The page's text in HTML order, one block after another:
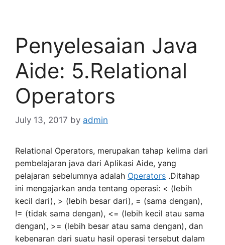
Penyelesaian Java
Aide: 5.Relational
Operators
July 13, 2017 by admin
Relational Operators, merupakan tahap kelima dari
pembelajaran java dari Aplikasi Aide, yang
pelajaran sebelumnya adalah Operators .Ditahap
ini mengajarkan anda tentang operasi: < (lebih
kecil dari), > (lebih besar dari), = (sama dengan),
!= (tidak sama dengan), <= (lebih kecil atau sama
dengan), >= (lebih besar atau sama dengan), dan
kebenaran dari suatu hasil operasi tersebut dalam